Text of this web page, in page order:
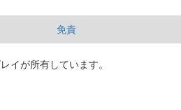
免責
イが所有しています。